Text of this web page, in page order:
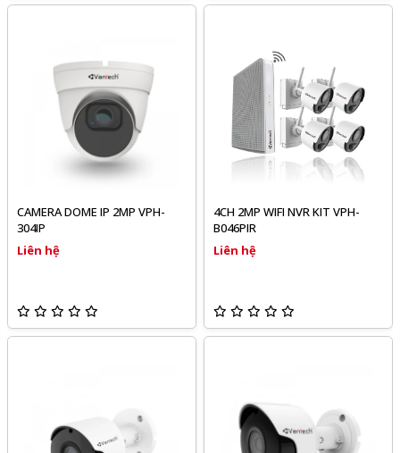
CAMERA DOME IP 2MP VPH-
304IP
Liên hệ
4CH 2MP WIFI NVR KIT VPH-
B046PIR
Liên hệ